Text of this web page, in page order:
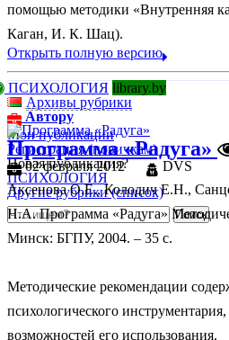
помощью методики «Внутренняя
Каган, И. К. Шац).
Открыть полную версию
ПСИХОЛОГИЯ library.by
Архивы рубрики
Автору
Мои публикации
Регистрация (новичкам)
Новая публикация?
ПСИХОЛОГИЯ
Другие рубрики (список)
Программа «Радуга»
02 февраля 2012
DVS
Аксенова О.Е., Колодич Е.Н.,
Н.А. Программа «Радуга»
Минск: БГПУ, 2004. – 35 с.
Методические рекомендации
психологического
возможностей его использования.